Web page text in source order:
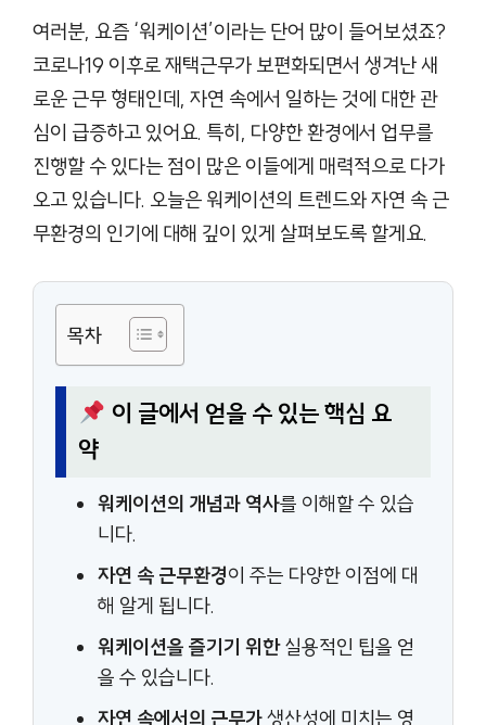
여러분, 요즘 ‘워케이션’이라는 단어 많이 들어보셨죠?
코로나19 이후로 재택근무가 보편화되면서 생겨난 새
로운 근무 형태인데, 자연 속에서 일하는 것에 대한 관
심이 급증하고 있어요. 특히, 다양한 환경에서 업무를
진행할 수 있다는 점이 많은 이들에게 매력적으로 다가
오고 있습니다. 오늘은 워케이션의 트렌드와 자연 속 근
무환경의 인기에 대해 깊이 있게 살펴보도록 할게요.
목차
이 글에서 얻을 수 있는 핵심 요
약
워케이션의 개념과 역사를 이해할 수 있습
니다.
자연 속 근무환경이 주는 다양한 이점에 대
해 알게 됩니다.
워케이션을 즐기기 위한실용적인 팁을 얻
을 수 있습니다.
자연 속에서의 근무가생산성에 미치는 영